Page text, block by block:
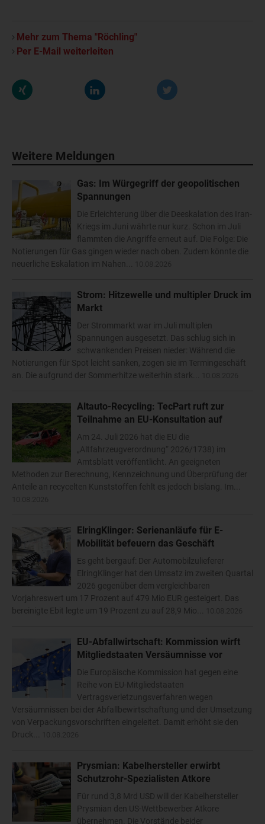
Mehr zum Thema "Röchling"
Per E-Mail weiterleiten
Weitere Meldungen
Gas: Im Würgegriff der geopolitischen
Spannungen
Die Erleichterung über die Deeskalation des Iran-
Kriegs im Juni währte nur kurz. Schon im Juli
flammten die Angriffe erneut auf. Die Folge: Die
Notierungen für Gas gingen wieder nach oben. Zudem könnte die
neuerliche Eskalation im Nahen...
Strom: Hitzewelle und multipler Druck im
Markt
Der Strommarkt war im Juli multiplen
Spannungen ausgesetzt. Das schlug sich in
schwankenden Preisen nieder: Während die
Notierungen für Spot leicht sanken, zogen sie im Termingeschäft
an. Die aufgrund der Sommerhitze weiterhin stark...
Altauto-Recycling: TecPart ruft zur
Teilnahme an EU-Konsultation auf
Am 24. Juli 2026 hat die EU die
„Altfahrzeugverordnung“ 2026/1738) im
Amtsblatt veröffentlicht. An geeigneten
Methoden zur Berechnung, Kennzeichnung und Überprüfung der
Anteile an recycelten Kunststoffen fehlt es jedoch bislang. Im...
ElringKlinger: Serienanläufe für E-
Mobilität befeuern das Geschäft
Es geht bergauf: Der Automobilzulieferer
ElringKlinger hat den Umsatz im zweiten Quartal
2026 gegenüber dem vergleichbaren
Vorjahreswert um 17 Prozent auf 479 Mio EUR gesteigert. Das
bereinigte Ebit legte um 19 Prozent zu auf 28,9 Mio...
EU-Abfallwirtschaft: Kommission wirft
Mitgliedstaaten Versäumnisse vor
Die Europäische Kommission hat gegen eine
Reihe von EU-Mitgliedstaaten
Vertragsverletzungsverfahren wegen
Versäumnissen bei der Abfallbewirtschaftung und der Umsetzung
von Verpackungsvorschriften eingeleitet. Damit erhöht sie den
Druck...
Prysmian: Kabelhersteller erwirbt
Schutzrohr-Spezialisten Atkore
Für rund 3,8 Mrd USD will der Kabelhersteller
Prysmian den US-Wettbewerber Atkore
übernehmen. Die Vorstände beider